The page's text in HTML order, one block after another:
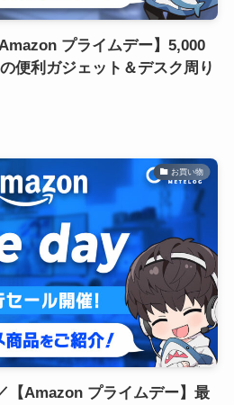
プライムデー】5,000
便利ガジェット＆デスク周り
お買い物
【Amazon プライムデー】最